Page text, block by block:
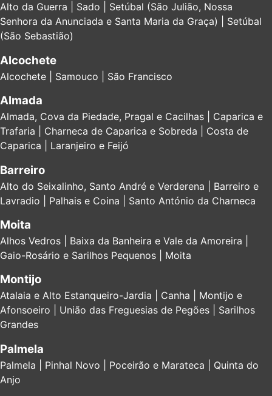
Alto da Guerra | Sado | Setúbal (São Julião, Nossa
Senhora da Anunciada e Santa Maria da Graça) | Setúbal
(São Sebastião)
Alcochete
Alcochete | Samouco | São Francisco
Almada
Almada, Cova da Piedade, Pragal e Cacilhas | Caparica e
Trafaria | Charneca de Caparica e Sobreda | Costa de
Caparica | Laranjeiro e Feijó
Barreiro
Alto do Seixalinho, Santo André e Verderena | Barreiro e
Lavradio | Palhais e Coina | Santo António da Charneca
Moita
Alhos Vedros | Baixa da Banheira e Vale da Amoreira |
Gaio-Rosário e Sarilhos Pequenos | Moita
Montijo
Atalaia e Alto Estanqueiro-Jardia | Canha | Montijo e
Afonsoeiro | União das Freguesias de Pegões | Sarilhos
Grandes
Palmela
Palmela | Pinhal Novo | Poceirão e Marateca | Quinta do
Anjo